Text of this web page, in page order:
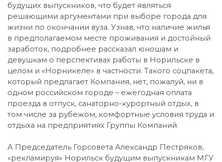
будущих выпускников, что будет являться
решающими аргументами при выборе города для
жизни по окончании вуза. Узнав, что наличие жилья
в предполагаемом месте проживания и достойный
заработок, подробнее рассказал юношам и
девушкам о перспективах работы в Норильске в
целом и «Норникеле» в частности. Такого соцпакета,
который предлагает Компания, нет, пожалуй, ни в
одном российском городе – ежегодная оплата
проезда в отпуск, санаторно-курортный отдых, в
том числе за рубежом, комфортные условия труда и
отдыха на предприятиях Группы Компаний.
А Председатель Горсовета Александр Пестряков,
«рекламируя» Норильск будущим выпускникам МГУ